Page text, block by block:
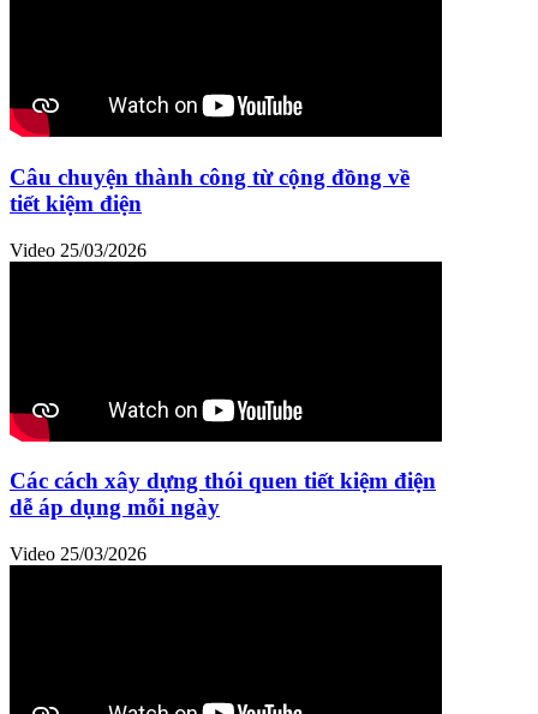
Câu chuyện thành công từ cộng đồng về
tiết kiệm điện
Video 25/03/2026
Các cách xây dựng thói quen tiết kiệm điện
dễ áp dụng mỗi ngày
Video 25/03/2026